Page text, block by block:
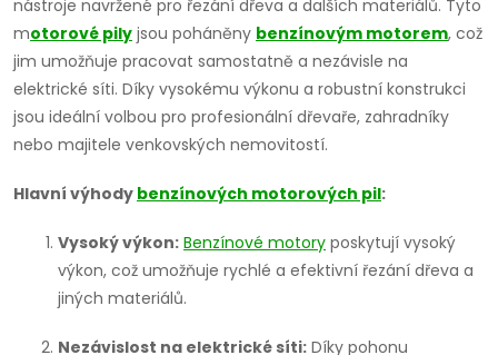
nástroje navržené pro řezání dřeva a dalších materiálů. Tyto
motorové pily jsou poháněny benzínovým motorem, což
jim umožňuje pracovat samostatně a nezávisle na
elektrické síti. Díky vysokému výkonu a robustní konstrukci
jsou ideální volbou pro profesionální dřevaře, zahradníky
nebo majitele venkovských nemovitostí.
Hlavní výhody benzínových motorových pil:
Vysoký výkon: Benzínové motory poskytují vysoký
výkon, což umožňuje rychlé a efektivní řezání dřeva a
jiných materiálů.
Nezávislost na elektrické síti: Díky pohonu